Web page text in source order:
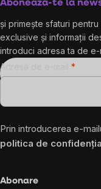
Abonează-te la
și primește sfaturi
exclusive și informații
introduci adresa ta de e-
Adresă de e-mail
Prin introducerea e-
politica de
Abonare